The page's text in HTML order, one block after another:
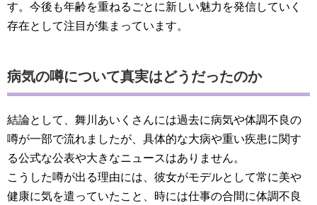
す。今後も年齢を重ねるごとに新しい魅力を発信していく
存在として注目が集まっています。
病気の噂について真実はどうだったのか
結論として、舞川あいくさんには過去に病気や体調不良の
噂が一部で流れましたが、具体的な大病や重い疾患に関す
る公式な公表や大きなニュースはありません。
こうした噂が出る理由には、彼女がモデルとして常に美や
健康に気を遣っていたこと、時には仕事の合間に体調不良